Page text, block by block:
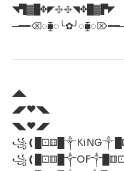
◥▜▓█✥◤࿇࿇◥✥█▓▛◤
◢◣
◢◤♥️◥◣
◥◣♥️◢◤